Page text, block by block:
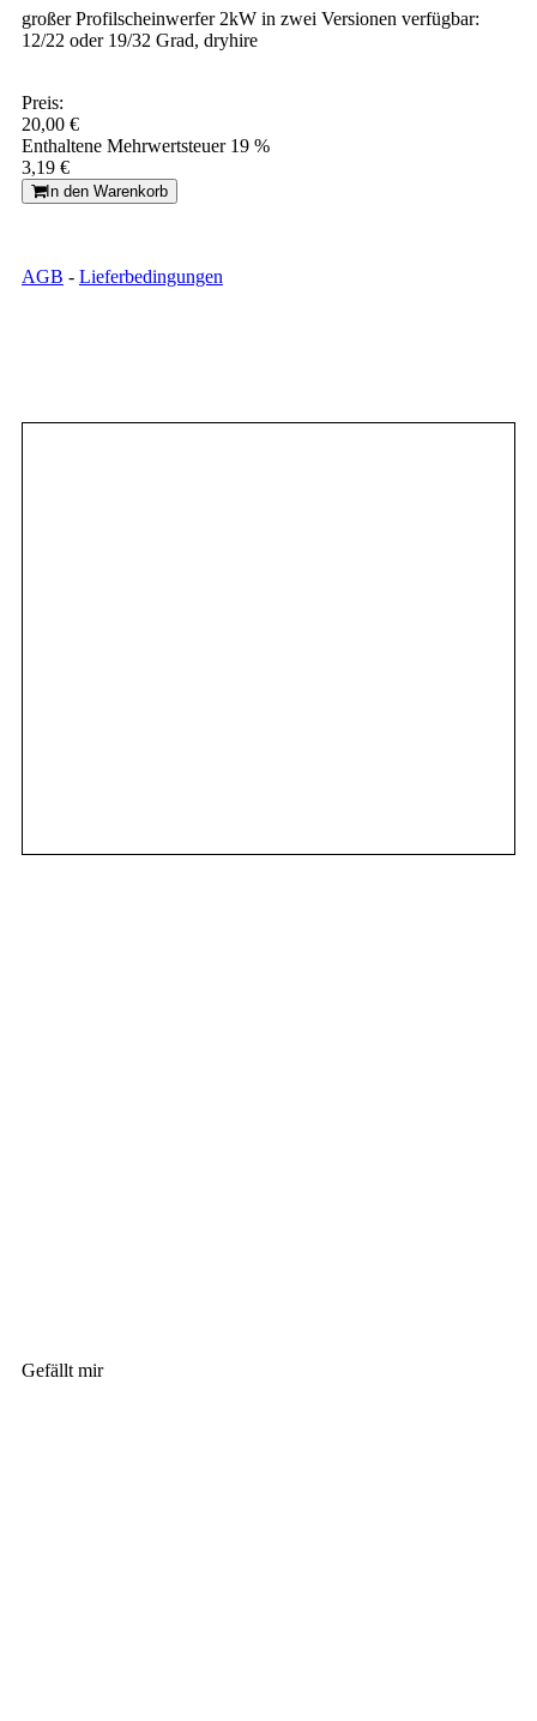
großer Profilscheinwerfer 2kW in zwei Versionen verfügbar:
12/22 oder 19/32 Grad, dryhire
Preis:
20,00 €
Enthaltene Mehrwertsteuer 19 %
3,19 €
In den Warenkorb
AGB - Lieferbedingungen
Gefällt mir